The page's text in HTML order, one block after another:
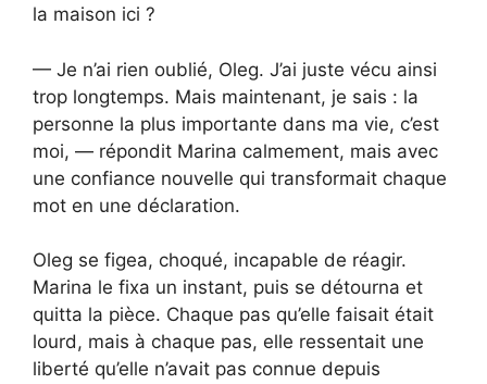
la maison ici ?
— Je n’ai rien oublié, Oleg. J’ai juste vécu ainsi
trop longtemps. Mais maintenant, je sais : la
personne la plus importante dans ma vie, c’est
moi, — répondit Marina calmement, mais avec
une confiance nouvelle qui transformait chaque
mot en une déclaration.
Oleg se figea, choqué, incapable de réagir.
Marina le fixa un instant, puis se détourna et
quitta la pièce. Chaque pas qu’elle faisait était
lourd, mais à chaque pas, elle ressentait une
liberté qu’elle n’avait pas connue depuis